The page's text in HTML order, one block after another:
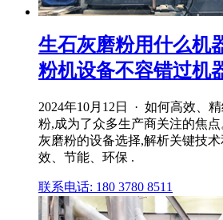
生石灰磨粉用什么机
粉机设备不容错过机
2024年10月12日 · 如何高效、
粉,成为了众多生产商关注的焦
灰磨粉的设备选择,解析关键技
效、节能、环保 .
联系电话: 180 3780 8511